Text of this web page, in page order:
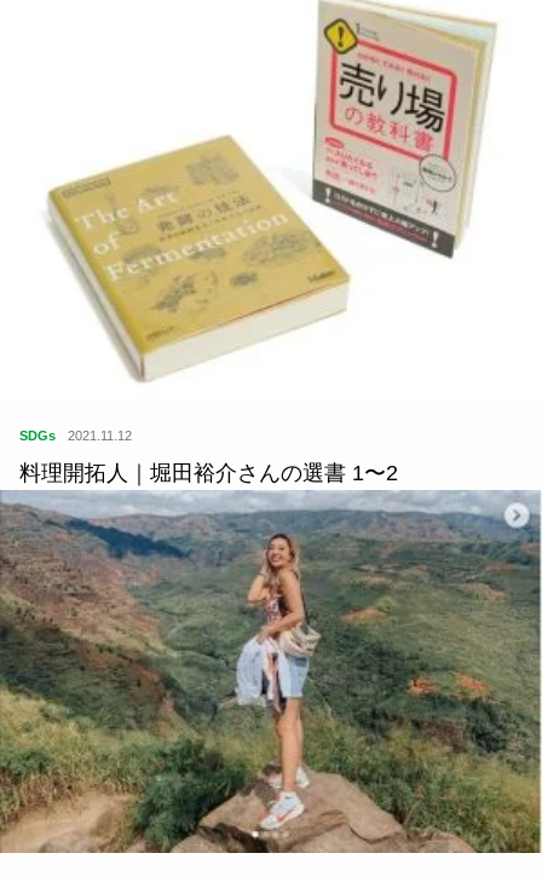
SDGs 2021.11.12
料理開拓人｜堀田裕介さんの選書 1〜2